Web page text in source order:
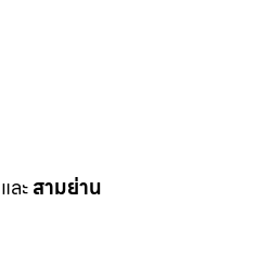
ละสามย่าน